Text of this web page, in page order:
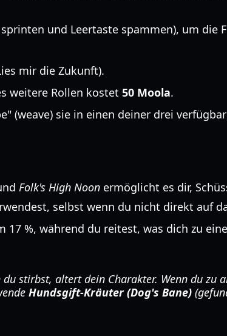
und Leertaste spammen), um die
mir die Zukunft).
weitere Rollen kostet 50 Moola.
(weave) sie in einen deiner drei
Folk's High Noon ermöglicht es dir,
selbst wenn du nicht direkt auf
17 %, während du reitest, was dich zu
stirbst, altert dein Charakter. Wenn du zu
Hundsgift-Kräuter (Dog's Bane)